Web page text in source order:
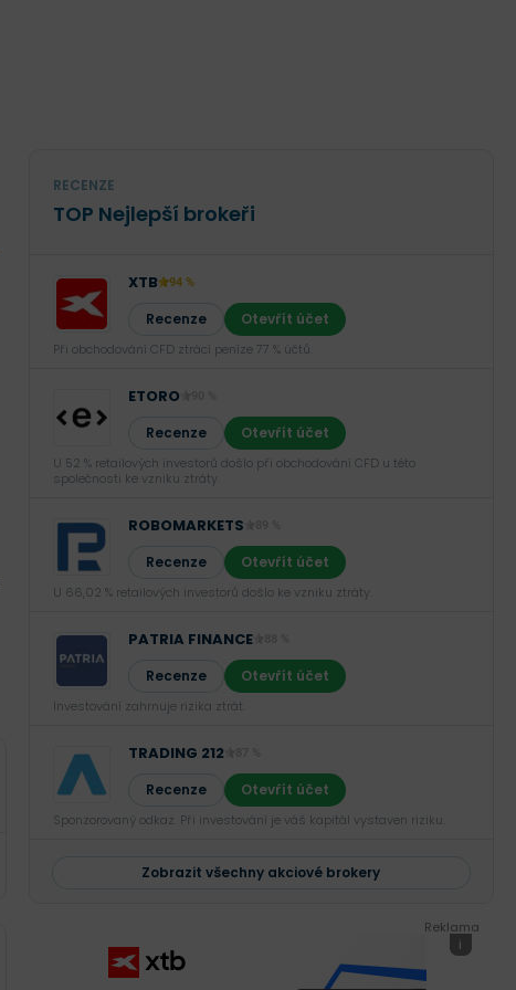
RECENZE
TOP Nejlepší brokeři
XTB 94 %
Recenze Otevřít účet
Při obchodování CFD ztrácí peníze 77 % účtů.
ETORO
Recenze Otevřít účet
U 52 % retailových investorů došlo při obchodování CFD u této
společnosti ke vzniku ztráty.
ROBOMARKETS
Recenze Otevřít účet
U 66,02 % retailových investorů došlo ke vzniku ztráty.
PATRIA FINANCE
Recenze Otevřít účet
Investování zahrnuje rizika ztrát.‎
TRADING 212
Recenze Otevřít účet
Sponzorovaný odkaz. Při investování je váš kapitál vystaven riziku.
Zobrazit všechny akciové brokery
Reklama
i